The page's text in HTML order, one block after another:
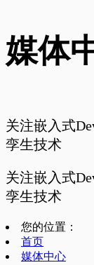
媒体
关注嵌入式
孪生技术
关注嵌入式
孪生技术
您的位置：
首页
媒体中心